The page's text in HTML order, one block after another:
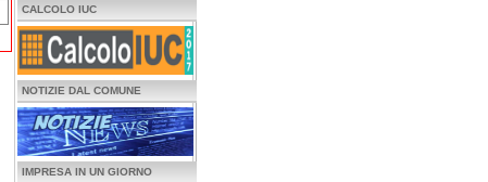
CALCOLO IUC
NOTIZIE DAL COMUNE
IMPRESA IN UN GIORNO